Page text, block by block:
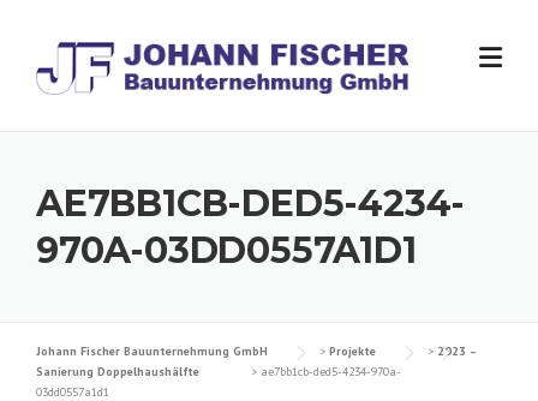
content
AE7BB1CB-DED5-4234-
970A-03DD0557A1D1
Johann Fischer Bauunternehmung GmbH > Projekte > 2023 –
Sanierung Doppelhaushälfte
> ae7bb1cb-ded5-4234-970a-
03dd0557a1d1